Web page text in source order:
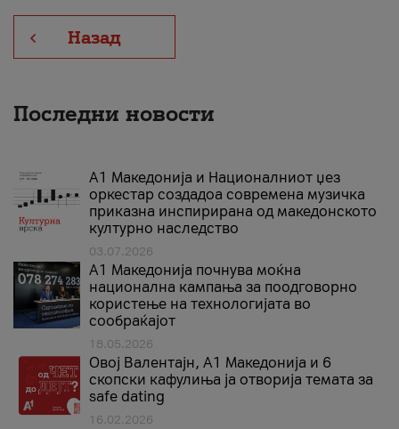
Назад
Последни новости
А1 Македонија и Националниот џез
оркестар создадоа современа музичка
приказна инспирирана од македонското
културно наследство
03.07.2026
A1 Македонија почнува моќна
национална кампања за поодговорно
користење на технологијата во
сообраќајот
18.05.2026
Овој Валентајн, A1 Македонија и 6
скопски кафулиња ја отворија темата за
safe dating
16.02.2026